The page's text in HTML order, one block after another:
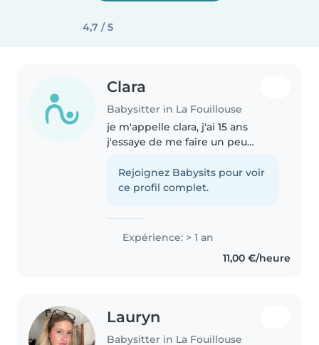
4,7 / 5
Clara
Babysitter in La Fouillouse
je m'appelle clara, j'ai 15 ans
j'essaye de me faire un peu
je suis plutôt patience avec les
enfants, et gentille , je sais animé
Rejoignez Babysits pour voir
ce profil complet.
Expérience: > 1 an
11,00 €/heure
Lauryn
Babysitter in La Fouillouse